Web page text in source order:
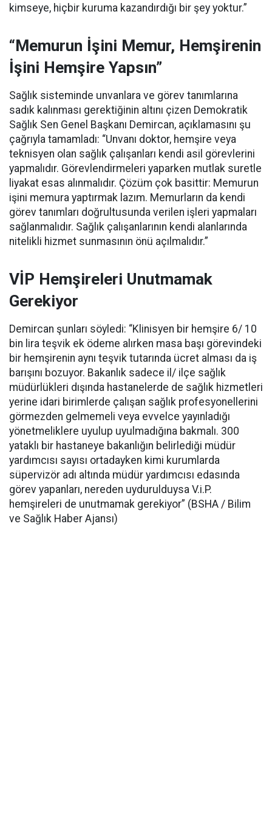
kimseye, hiçbir kuruma kazandırdığı bir şey yoktur.”
“Memurun İşini Memur, Hemşirenin
İşini Hemşire Yapsın”
Sağlık sisteminde unvanlara ve görev tanımlarına
sadık kalınması gerektiğinin altını çizen Demokratik
Sağlık Sen Genel Başkanı Demircan, açıklamasını şu
çağrıyla tamamladı: “Unvanı doktor, hemşire veya
teknisyen olan sağlık çalışanları kendi asil görevlerini
yapmalıdır. Görevlendirmeleri yaparken mutlak suretle
liyakat esas alınmalıdır. Çözüm çok basittir: Memurun
işini memura yaptırmak lazım. Memurların da kendi
görev tanımları doğrultusunda verilen işleri yapmaları
sağlanmalıdır. Sağlık çalışanlarının kendi alanlarında
nitelikli hizmet sunmasının önü açılmalıdır.”
VİP Hemşireleri Unutmamak
Gerekiyor
Demircan şunları söyledi: “Klinisyen bir hemşire 6/ 10
bin lira teşvik ek ödeme alırken masa başı görevindeki
bir hemşirenin aynı teşvik tutarında ücret alması da iş
barışını bozuyor. Bakanlık sadece il/ ilçe sağlık
müdürlükleri dışında hastanelerde de sağlık hizmetleri
yerine idari birimlerde çalışan sağlık profesyonellerini
görmezden gelmemeli veya evvelce yayınladığı
yönetmeliklere uyulup uyulmadığına bakmalı. 300
yataklı bir hastaneye bakanlığın belirlediği müdür
yardımcısı sayısı ortadayken kimi kurumlarda
süpervizör adı altında müdür yardımcısı edasında
görev yapanları, nereden uydurulduysa V.i.P.
hemşireleri de unutmamak gerekiyor” (BSHA / Bilim
ve Sağlık Haber Ajansı)